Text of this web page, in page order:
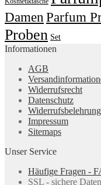
Damen Parfum
Proben Set
Informationen
AGB
Widerrufsrecht
Datenschutz
Widerrufsbelehrung
Impressum
Sitemaps
Unser Service
Häufige Fragen -
SSL - sichere